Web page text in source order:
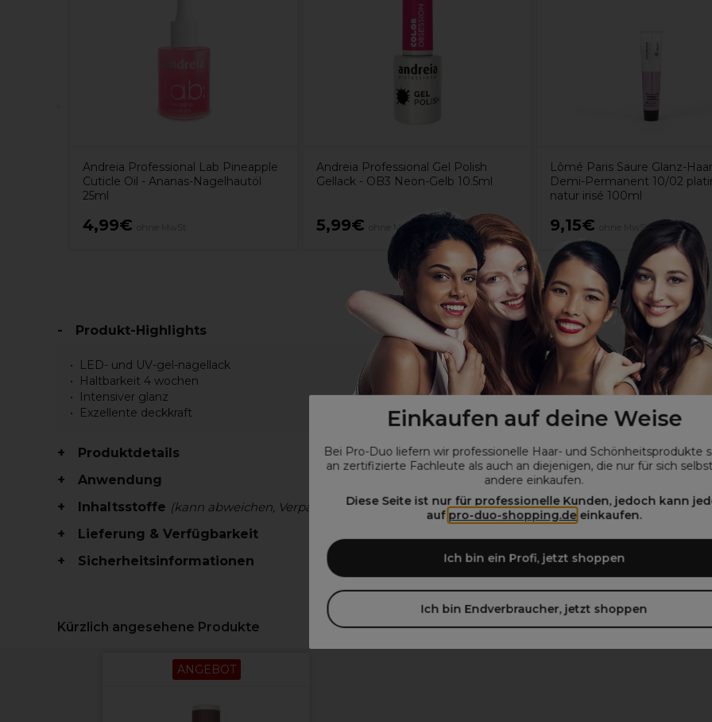
Einkaufen auf deine Weise
Bei Pro-Duo liefern wir professionelle Haar- und Schönheitsprodukte
an zertifizierte Fachleute als auch an diejenigen, die nur für sich
andere einkaufen.
Diese Seite ist nur für professionelle Kunden, jedoch kann
auf pro-duo-shopping.deeinkaufen.
Ich bin ein Profi, jetzt shoppen
Ich bin Endverbraucher, jetzt shoppen
Andreia Professional Lab Pineapple
Cuticle Oil - Ananas-Nagelhautöl
25ml
4,99€
Andreia Professional Gel Polish
Gellack - OB3 Neon-Gelb 10.5ml
5,99€ ohne MwSt.
Lômé Paris Saure Glanz-
Demi-Permanent 10/02
natur irisé 100ml
9,15€ ohne MwSt.
Produkt-Highlights
LED- und UV-gel-nagellack
Haltbarkeit 4 wochen
Intensiver glanz
Exzellente deckkraft
Produktdetails
Anwendung
Inhaltsstoffe (kann abweichen, Verpackung beachten)
Lieferung & Verfügbarkeit
Sicherheitsinformationen
Kürzlich angesehene Produkte
ANGEBOT